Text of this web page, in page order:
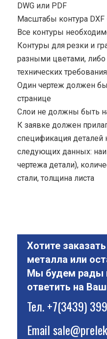
DWG или PDF
Масштабы контура DXF
Все контуры
Контуры для резки и
разными цветами, либо
технических
Один чертеж должен
странице
Cлои не должны быть
К заявке должен
спецификация деталей
следующих данных:
чертежа детали),
стали, толщина листа
Хотите
металла или
Мы будем рады
ответить на
Тел.+7(3439)
Email